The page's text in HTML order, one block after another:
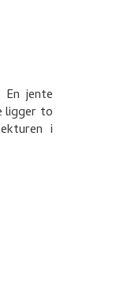
jente
ligger to
i